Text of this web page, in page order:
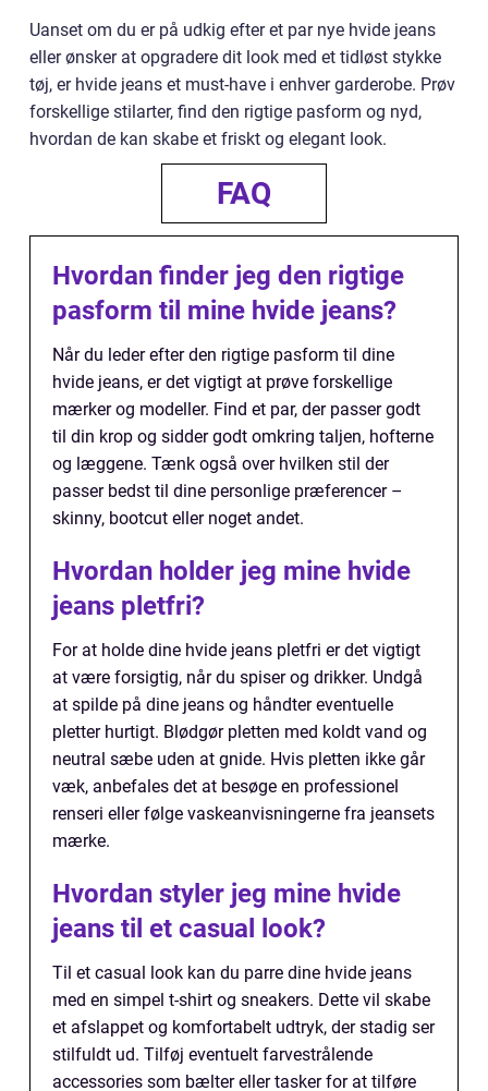
Uanset om du er på udkig efter et par nye hvide jeans
eller ønsker at opgradere dit look med et tidløst stykke
tøj, er hvide jeans et must-have i enhver garderobe. Prøv
forskellige stilarter, find den rigtige pasform og nyd,
hvordan de kan skabe et friskt og elegant look.
FAQ
Hvordan finder jeg den rigtige
pasform til mine hvide jeans?
Når du leder efter den rigtige pasform til dine
hvide jeans, er det vigtigt at prøve forskellige
mærker og modeller. Find et par, der passer godt
til din krop og sidder godt omkring taljen, hofterne
og læggene. Tænk også over hvilken stil der
passer bedst til dine personlige præferencer –
skinny, bootcut eller noget andet.
Hvordan holder jeg mine hvide
jeans pletfri?
For at holde dine hvide jeans pletfri er det vigtigt
at være forsigtig, når du spiser og drikker. Undgå
at spilde på dine jeans og håndter eventuelle
pletter hurtigt. Blødgør pletten med koldt vand og
neutral sæbe uden at gnide. Hvis pletten ikke går
væk, anbefales det at besøge en professionel
renseri eller følge vaskeanvisningerne fra jeansets
mærke.
Hvordan styler jeg mine hvide
jeans til et casual look?
Til et casual look kan du parre dine hvide jeans
med en simpel t-shirt og sneakers. Dette vil skabe
et afslappet og komfortabelt udtryk, der stadig ser
stilfuldt ud. Tilføj eventuelt farvestrålende
accessories som bælter eller tasker for at tilføre